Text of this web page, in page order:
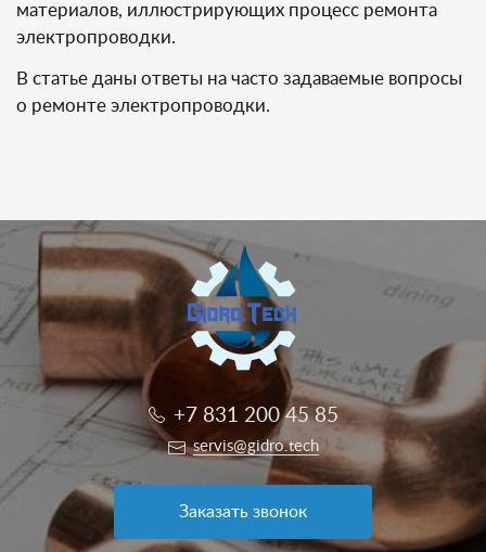
материалов, иллюстрирующих процесс ремонта
электропроводки.
В статье даны ответы на часто задаваемые вопросы
о ремонте электропроводки.
+7 831 200 45 85
servis@gidro.tech
Заказать звонок